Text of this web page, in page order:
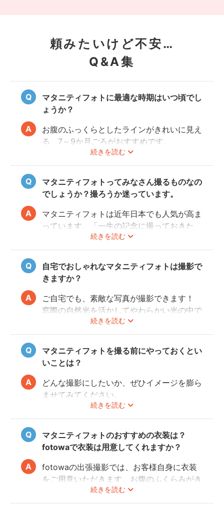
頼みたいけど不安…
Q&A集
マタニティフォトに最適な時期はいつ頃でし
ょうか？
続きを読む
お腹のふっくらとしたラインがきれいに見え
る、7～9か月ごろがおすすめです。
赤ちゃんが出産予定日よりも早く誕生するこ
ともありますので、臨月までの撮影をご検討
いただければと思います。
マタニティフォトってみなさん撮るものなの
でしょうか？撮ろうか迷っています。
続きを読む
マタニティフォトは近年日本でも人気が高ま
っています。「一生の記念に撮っておきた
い」と考える方が増えているようです。
また、マタニティフォトを撮るべきか迷って
いらっしゃる方の多くに、「衣装がはずかし
い」「素肌を見られたくない」と考える方も
多いようです。
fotowaではご自宅への出張も可能ですの
で、ご夫婦らしい装いで自然体なマタニティ
フォトを撮影いただけます。
ご近所の公園でカジュアルに撮影したり、素
肌をみせる衣装ではご自宅で撮影するなど、
撮影時間の範囲内でシーンを変えることも可
能です。
自宅でおしゃれなマタニティフォトは撮影で
きますか？
続きを読む
ご自宅でも、素敵な写真が撮影できます！
窓際の自然光を活かしてやわらかい光の中で
撮影するのが人気です。妊婦さんはお部屋の
お片付けも大変かと思いますが、撮影したい
場所周辺だけお片付けいただく程度で大丈夫
です。
マタニティフォトを撮る前にやっておくとい
いことは？
続きを読む
どんな撮影にしたいか、ぜひイメージを膨ら
ませてみてください。
Instagramやママ向けの雑誌などで、素敵な
撮影事例を見たり、サッシュベルト等の撮影
小物について情報収集するのも楽しいです
よ。また、何より大事なのは被写体のママと
お腹の赤ちゃんの健康です。当日無理せず撮
影を行えるよう、日々健やかに過ごしていた
だければと思います。
マタニティフォトのおすすめの衣装は？
fotowaで衣装は用意してくれますか？
続きを読む
fotowaの出張撮影では、お客様自身に衣装
をご用意いただきます。お腹のふくらみがき
れいに見える薄手のお洋服や、チューブトッ
プにスカート等で、素肌を写すスタイルも人